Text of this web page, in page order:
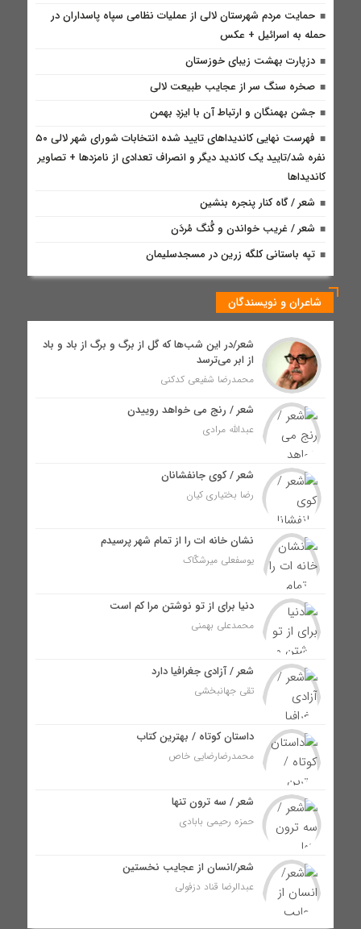
حمایت مردم شهرستان لالی از عملیات نظامی سپاه پاسداران در
حمله به اسرائیل + عکس
دزپارت بهشت زیبای خوزستان
صخره سنگ سر از عجایب طبیعت لالی
جشن بهمنگان و ارتباط آن با ایزدِ بهمن
فهرست نهایی کاندیداهای تایید شده انتخابات شورای شهر لالی ۵۰
نفره شد/تایید یک کاندید دیگر و انصراف تعدادی از نامزدها + تصاویر
کاندیداها
شعر / گاه کنار پنجره بنشین
شعر / غریب خواندن و گُنگ مُردَن
تپه باستانی کلگه زرین در مسجدسلیمان
شاعران و نویسندگان
شعر/در این شب‌ها که گل از برگ و برگ از باد و باد
از ابر می‌ترسد
محمدرضا شفیعی کدکنی
شعر / رنج می خواهد روییدن
عبدالله مرادی
شعر / کوی جانفشانان
رضا بختیاری کیان
نشان خانه ات را از تمام شهر پرسیدم
یوسفعلی میرشکّاک
دنیا برای از تو نوشتن مرا کم است
محمدعلی بهمنی
شعر / آزادی جغرافیا دارد
تقی جهانبخشی
داستان کوتاه / بهترین کتاب
محمدرضارضایی خاص
شعر / سه ترون تنها
حمزه رحیمی بابادی
شعر/انسان از عجایب نخستین
عبدالرضا قناد دزفولی